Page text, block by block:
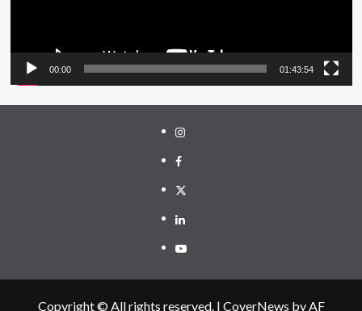
00:00 01:43:54
Instagram
Facebook
Twitter
Linkedin
Youtube
Copyright © All rights reserved. | CoverNews by AF